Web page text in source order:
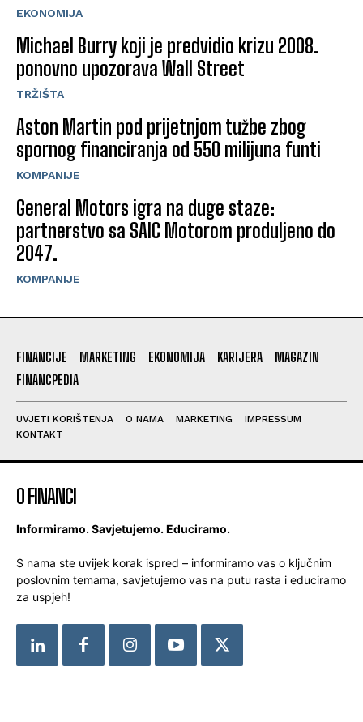
EKONOMIJA
Michael Burry koji je predvidio krizu 2008.
ponovno upozorava Wall Street
TRŽIŠTA
Aston Martin pod prijetnjom tužbe zbog
spornog financiranja od 550 milijuna funti
KOMPANIJE
General Motors igra na duge staze:
partnerstvo sa SAIC Motorom produljeno do
2047.
KOMPANIJE
FINANCIJE MARKETING EKONOMIJA KARIJERA
MAGAZIN
FINANCPEDIA
UVJETI KORIŠTENJA O NAMA MARKETING
IMPRESSUM
KONTAKT
O FINANCI
Informiramo. Savjetujemo. Educiramo.
S nama ste uvijek korak ispred – informiramo vas o ključnim
poslovnim temama, savjetujemo vas na putu rasta i educiramo
za uspjeh!